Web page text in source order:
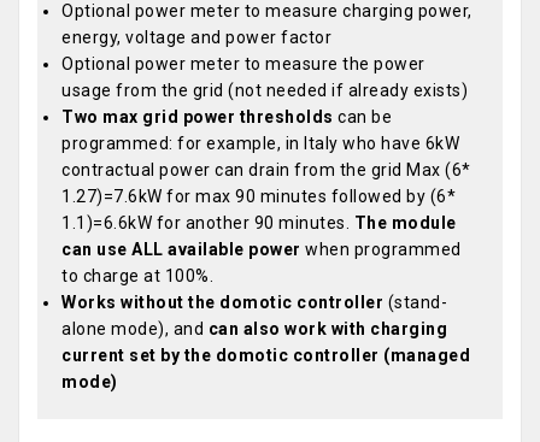
Optional power meter to measure charging power,
energy, voltage and power factor
Optional power meter to measure the power
usage from the grid (not needed if already exists)
Two max grid power thresholds can be
programmed: for example, in Italy who have 6kW
contractual power can drain from the grid Max (6*
1.27)=7.6kW for max 90 minutes followed by (6*
1.1)=6.6kW for another 90 minutes. The module
can use ALL available power when programmed
to charge at 100%.
Works without the domotic controller (stand-
alone mode), and can also work with charging
current set by the domotic controller (managed
mode)